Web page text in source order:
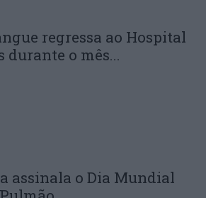
regressa ao Hospital
durante o mês...
assinala o Dia Mundial